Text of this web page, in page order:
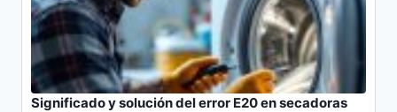
Significado y solución del error E20 en secadoras